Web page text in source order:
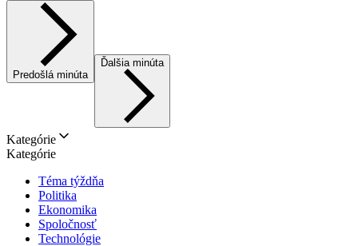
Predošlá minúta
Ďalšia minúta
Kategórie
Kategórie
Téma týždňa
Politika
Ekonomika
Spoločnosť
Technológie